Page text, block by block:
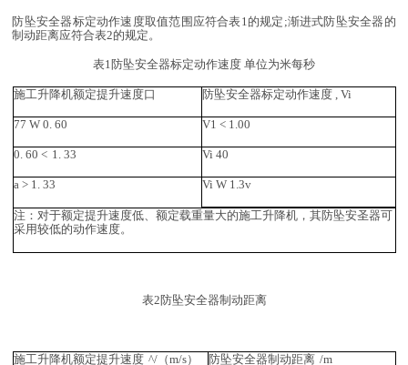
防坠安全器标定动作速度取值范围应符合表1的规定;渐进式防坠安全器的
制动距离应符合表2的规定。
表1防坠安全器标定动作速度 单位为米每秒
施工升降机额定提升速度口 防坠安全器标定动作速度 , Vi
77W 0.60 V1< 1.00
0.60 < 1.33 Vi40
a> 1.33 Vi W 1.3v
注：对于额定提升速度低、额定载重量大的施工升降机，其防坠安圣器可
采用较低的动作速度。
表2防坠安全器制动距离
施工升降机额定提升速度 ^/（m/s） 防坠安全器制动距离 /m